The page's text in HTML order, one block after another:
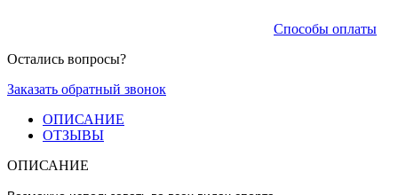
Способы оплаты
Остались вопросы?
Заказать обратный звонок
ОПИСАНИЕ
ОТЗЫВЫ
ОПИСАНИЕ